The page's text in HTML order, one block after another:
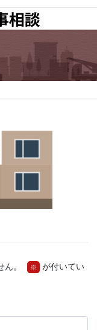
。 ※
が付いてい